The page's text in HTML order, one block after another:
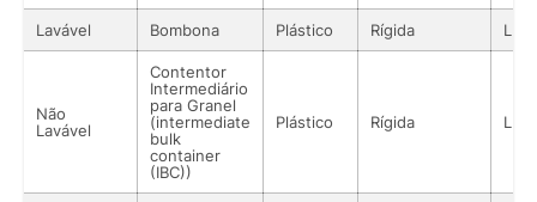
Lavável Bombona Plástico Rígida
Não
Lavável
Contentor
Intermediário
para Granel
(intermediate
bulk
container
(IBC))
Plástico Rígida